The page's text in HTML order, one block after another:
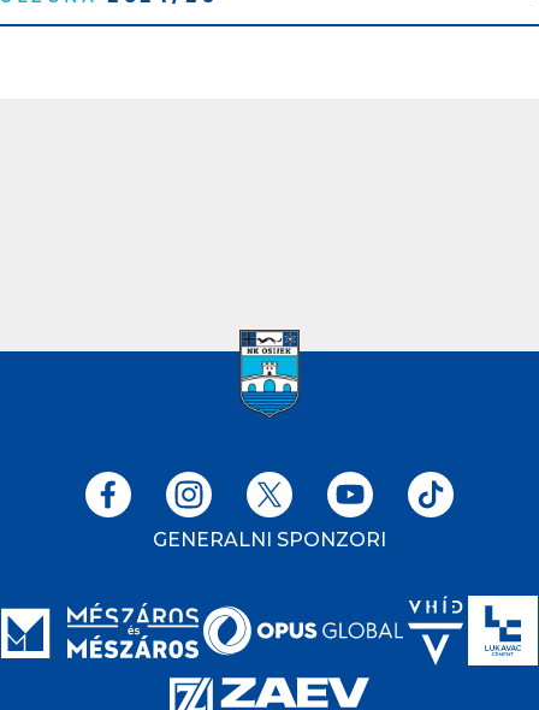
GENERALNI SPONZORI